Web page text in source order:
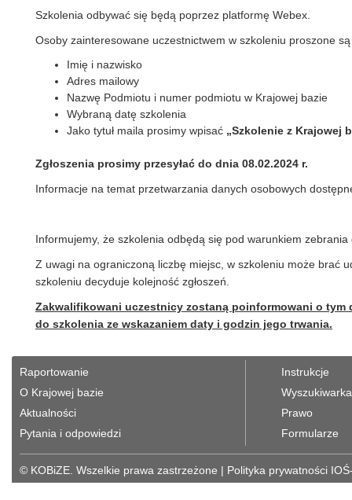
Szkolenia odbywać się będą poprzez platformę Webex.
Osoby zainteresowane uczestnictwem w szkoleniu proszone
Imię i nazwisko
Adres mailowy
Nazwę Podmiotu i numer podmiotu w Krajowej bazie
Wybraną datę szkolenia
Jako tytuł maila prosimy wpisać „Szkolenie z Krajowej
Zgłoszenia prosimy przesyłać do dnia 08.02.2024 r.
Informacje na temat przetwarzania danych osobowych
Informujemy, że szkolenia odbędą się pod warunkiem
Z uwagi na ograniczoną liczbę miejsc, w szkoleniu może brać
szkoleniu decyduje kolejność zgłoszeń.
Zakwalifikowani uczestnicy zostaną poinformowani o tym
do szkolenia ze wskazaniem daty i godzin jego trwania.
Raportowanie
O Krajowej bazie
Aktualności
Pytania i odpowiedzi
Instrukcje
Prawo
Formularze
© KOBiZE. Wszelkie prawa zastrzeżone | Polityka prywatności